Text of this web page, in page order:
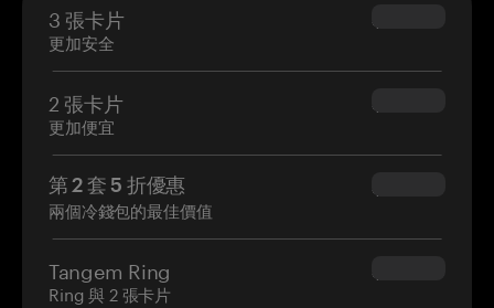
3 張卡片
更加安全
$69.90
2 張卡片
更加便宜
$54.90
第 2 套 5 折優惠
兩個冷錢包的最佳價值
$34.95
Tangem Ring
Ring 與 2 張卡片
$160.00